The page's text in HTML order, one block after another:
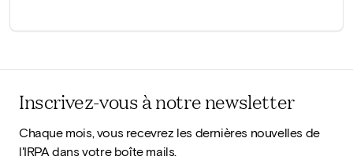
Inscrivez-vous à notre newsletter
Chaque mois, vous recevrez les dernières nouvelles de
l'IRPA dans votre boîte mails.